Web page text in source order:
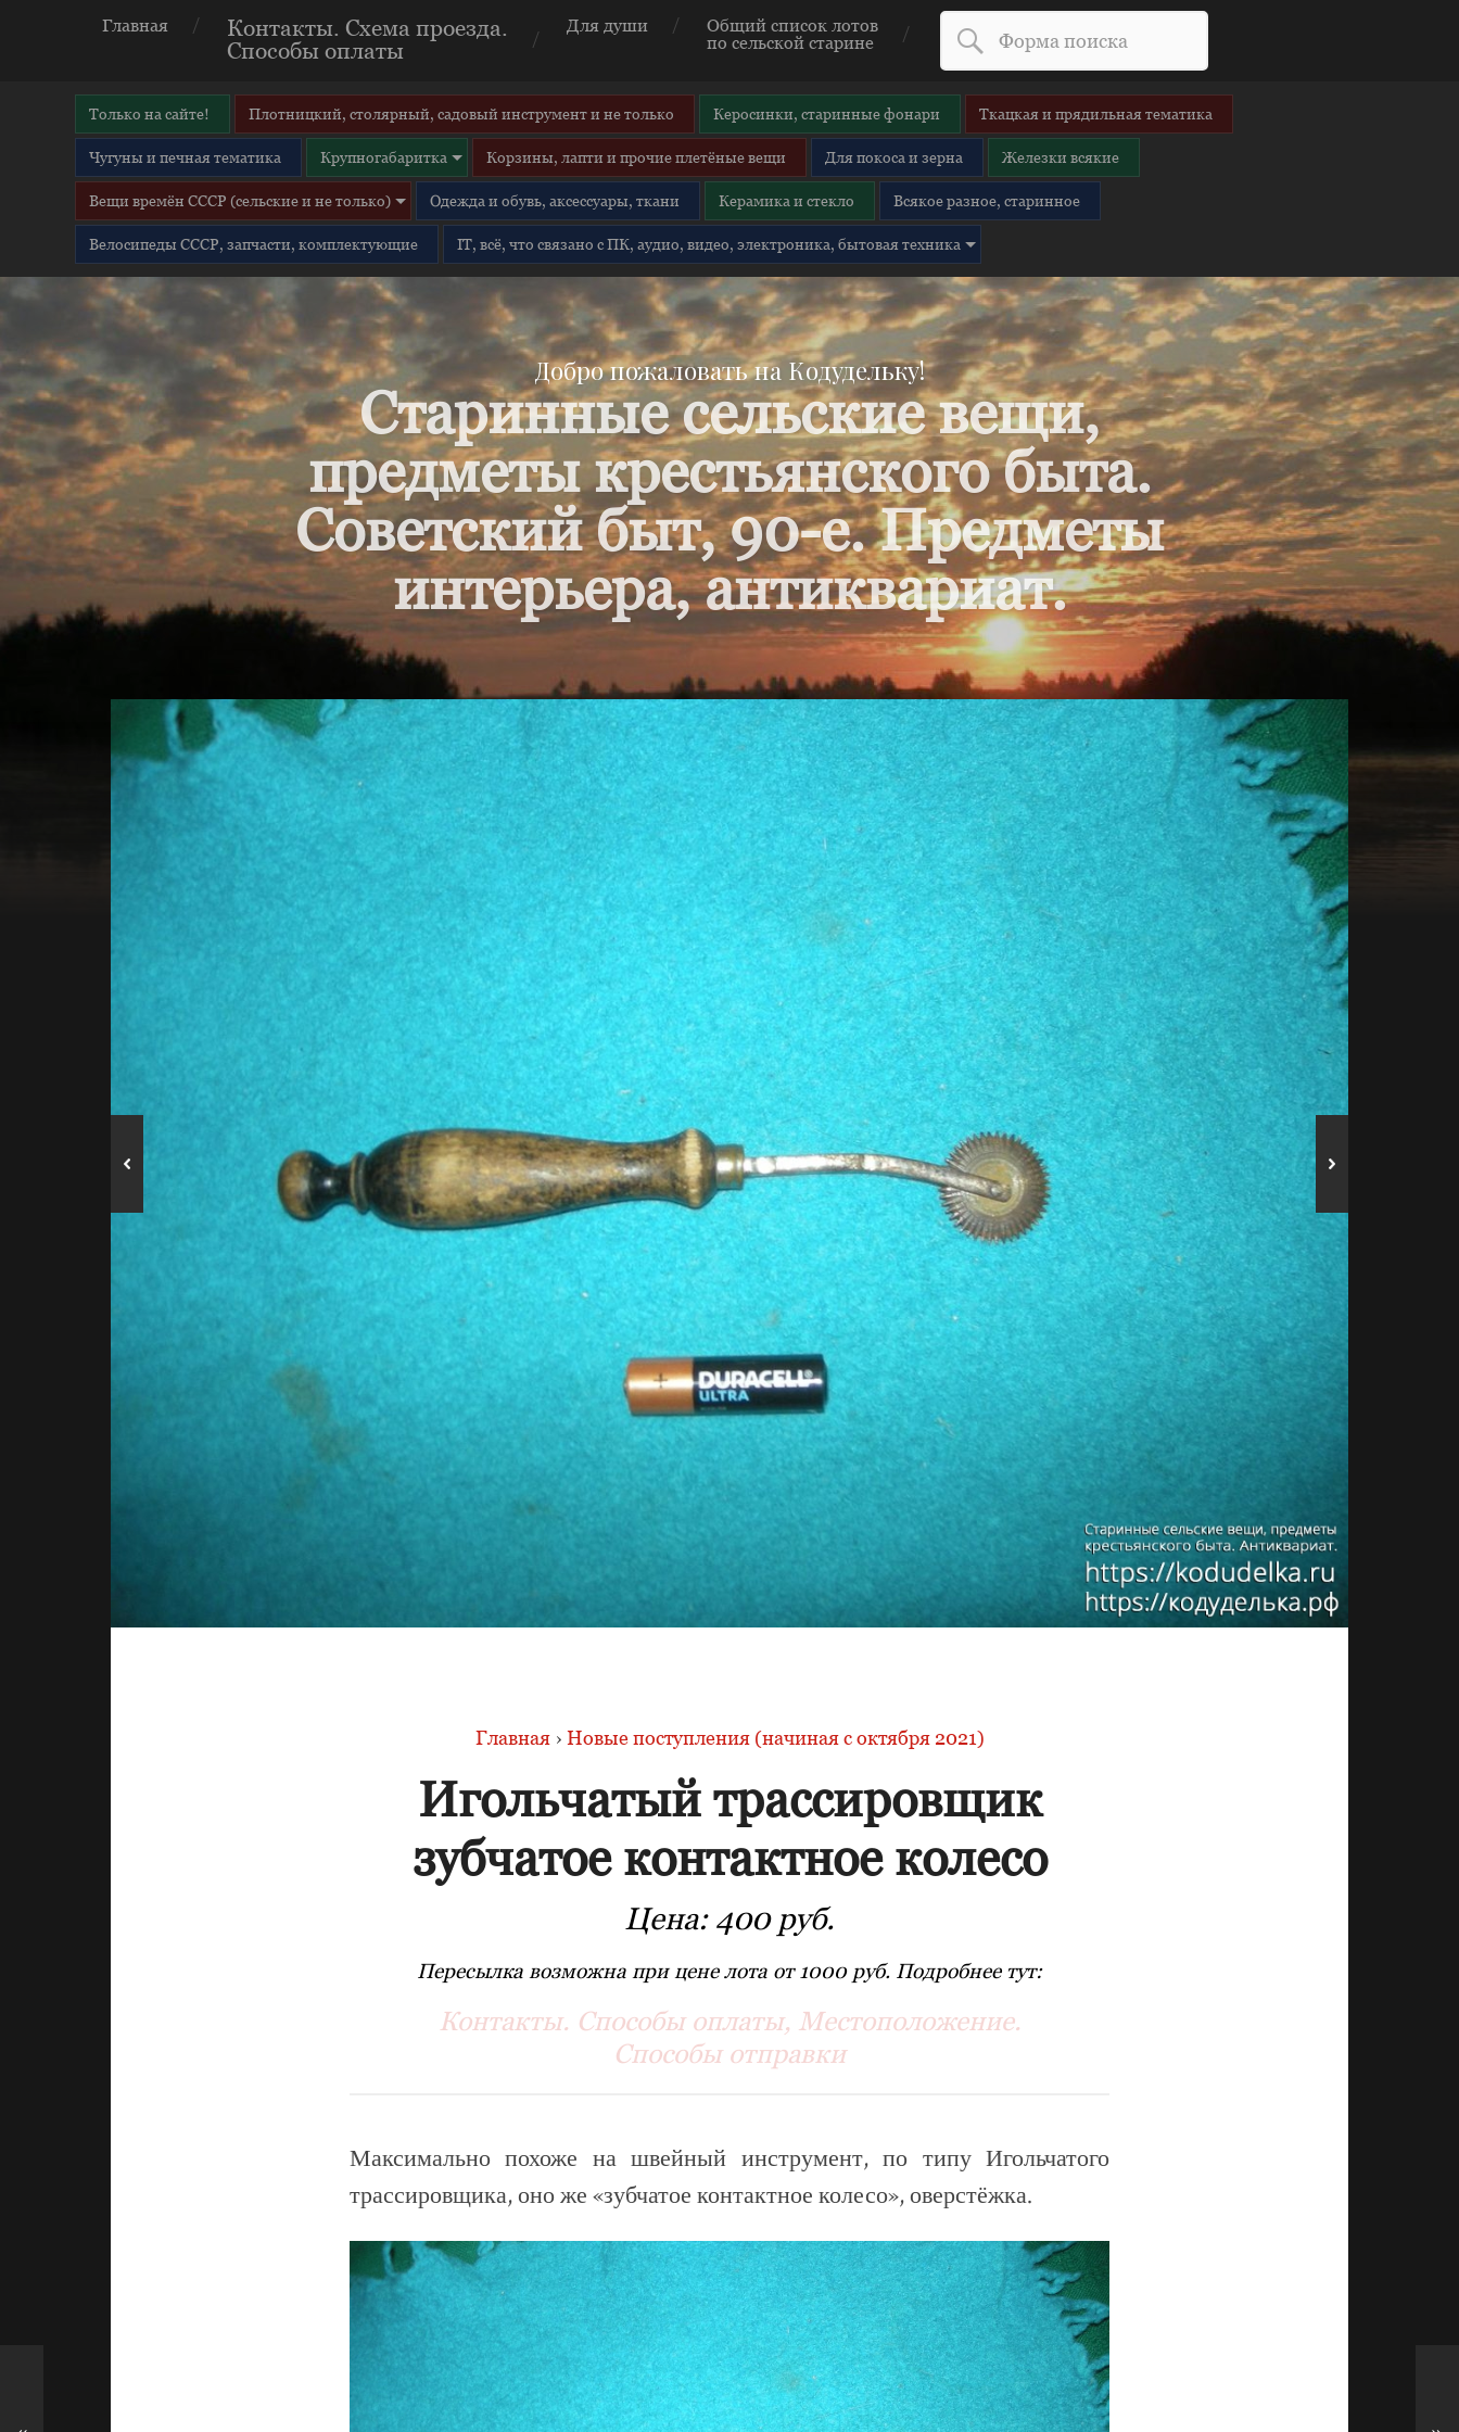
Главная
Контакты. Схема проезда.
Способы оплаты
Для души
Общий список лотов
по сельской старине
Только на сайте! Плотницкий, столярный, садовый инструмент и не только Керосинки, старинные фонари Ткацкая и прядильная тематика
Чугуны и печная тематика Крупногабаритка Корзины, лапти и прочие плетёные вещи Для покоса и зерна Железки всякие
Вещи времён СССР (сельские и не только) Одежда и обувь, аксессуары, ткани Керамика и стекло Всякое разное, старинное
Велосипеды СССР, запчасти, комплектующие IT, всё, что связано с ПК, аудио, видео, электроника, бытовая техника
Добро пожаловать на Кодудельку!
Старинные сельские вещи,
предметы крестьянского быта.
Советский быт, 90-е. Предметы
интерьера, антиквариат.
Главная › Новые поступления (начиная с октября 2021)
Игольчатый трассировщик
зубчатое контактное колесо
Цена: 400 руб.
Пересылка возможна при цене лота от 1000 руб. Подробнее тут:
Контакты. Способы оплаты, Местоположение.
Способы отправки
Максимально похоже на швейный инструмент, по типу Игольчатого
трассировщика, оно же «зубчатое контактное колесо», оверстёжка.